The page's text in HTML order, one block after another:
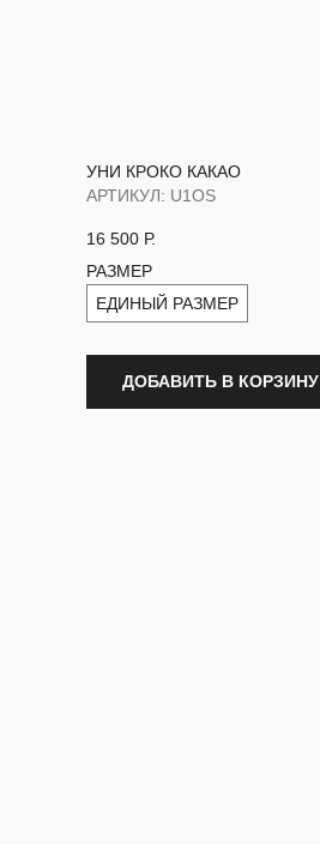
УНИ КРОКО КАКАО
АРТИКУЛ: U1OS
16 500 Р.
РАЗМЕР
ЕДИНЫЙ РАЗМЕР
ДОБАВИТЬ В КОРЗИНУ